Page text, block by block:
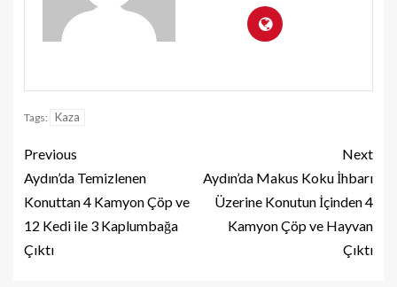
Tags: Kaza
Previous
Aydın’da Temizlenen
Konuttan 4 Kamyon Çöp ve
12 Kedi ile 3 Kaplumbağa
Çıktı
Next
Aydın’da Makus Koku İhbarı
Üzerine Konutun İçinden 4
Kamyon Çöp ve Hayvan
Çıktı